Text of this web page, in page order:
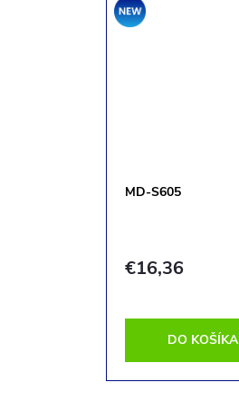
Akcia
MD-S605
€16,36
DO KOŠÍKA